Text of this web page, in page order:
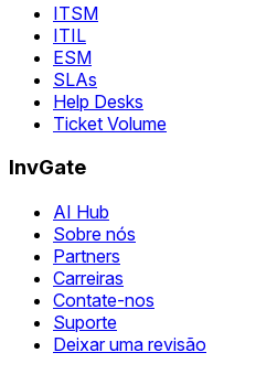
ITSM
ITIL
ESM
SLAs
Help Desks
Ticket Volume
InvGate
AI Hub
Sobre nós
Partners
Carreiras
Contate-nos
Suporte
Deixar uma revisão